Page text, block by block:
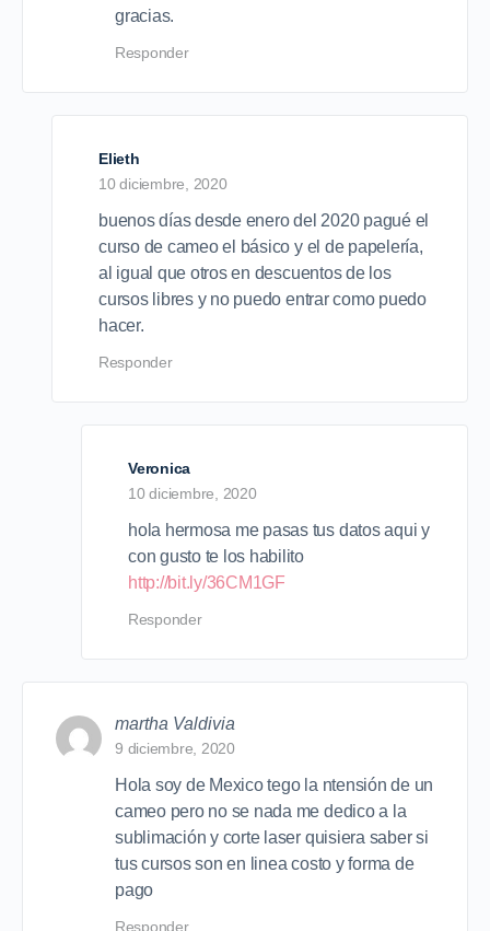
gracias.
Responder
Elieth
10 diciembre, 2020
buenos días desde enero del 2020 pagué el
curso de cameo el básico y el de papelería,
al igual que otros en descuentos de los
cursos libres y no puedo entrar como puedo
hacer.
Responder
Veronica
10 diciembre, 2020
hola hermosa me pasas tus datos aqui y
con gusto te los habilito
http://bit.ly/36CM1GF
Responder
martha Valdivia
9 diciembre, 2020
Hola soy de Mexico tego la ntensión de un
cameo pero no se nada me dedico a la
sublimación y corte laser quisiera saber si
tus cursos son en linea costo y forma de
pago
Responder